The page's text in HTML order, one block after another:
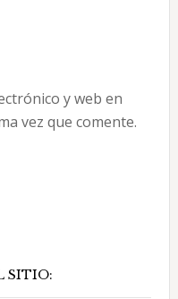
y web en
vez que comente.
SITIO: